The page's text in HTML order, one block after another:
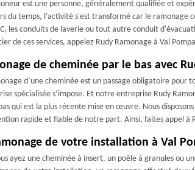
est une personne, généralement qualifiée et
du temps, l'activité s'est transformé car le ramonage
les conduits de laverie ou tout autre conduit
de ces services, appelez Rudy Ramonage à Val
de cheminée par le bas avec
d’une cheminée est un passage obligatoire pour
spécialisée s’impose. Et notre entreprise Rudy
qui est la plus récente mise en œuvre. Nous
rapide et fiable de notre part. Ainsi, faites appel à
de votre installation à Val
ayez une cheminée à insert, un poêle à granules ou